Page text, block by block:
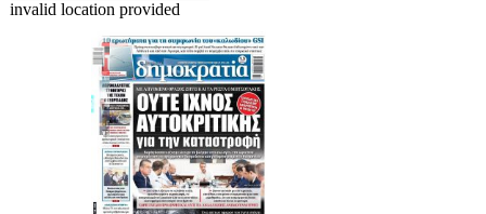
invalid location provided